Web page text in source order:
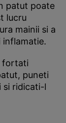
patut poate
lucru
mainii si a
inflamatie.
fortati
puneti
si ridicati-l